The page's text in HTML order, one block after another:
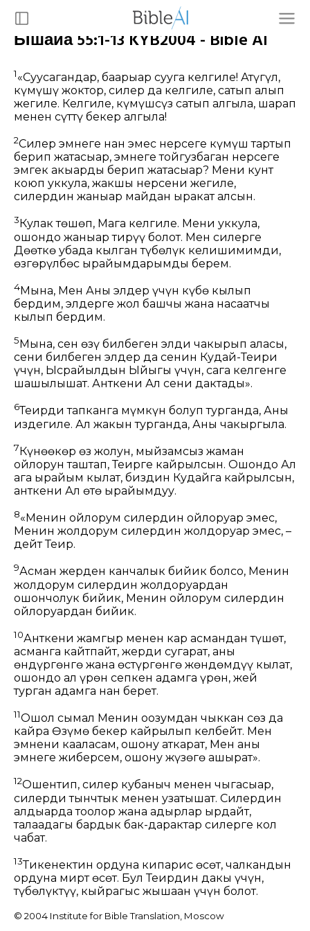
Ышайа 55:1-13 KYB2004 - Bible AI
1«Суусагандар, баарыңар сууга келгиле! Атүгүл,
күмүшү жоктор, силер да келгиле, сатып алып
жегиле. Келгиле, күмүшсүз сатып алгыла, шарап
менен сүттү бекер алгыла!
2Силер эмнеге нан эмес нерсеге күмүш тартып
берип жатасыңар, эмнеге тойгузбаган нерсеге
эмгек акыңарды берип жатасыңар? Мени кунт
коюп уккула, жакшы нерсени жегиле,
силердин жаныңар майдан ыракат алсын.
3 Кулак төшөп, Мага келгиле. Мени уккула,
ошондо жаныңар тирүү болот. Мен силерге
Дөөткө убада кылган түбөлүк келишимимди,
өзгөрүлбөс ырайымдарымды берем.
4Мына, Мен Аны элдер үчүн күбө кылып
бердим, элдерге жол башчы жана насаатчы
кылып бердим.
5 Мына, сен өзүң билбеген элди чакырып аласың,
сени билбеген элдер да сенин Кудай-Теңириң
үчүн, Ысрайылдын Ыйыгы үчүн, сага келгенге
шашылышат. Анткени Ал сени даңктады».
6Теңирди тапканга мүмкүн болуп турганда, Аны
издегиле. Ал жакын турганда, Аны чакыргыла.
7Күнөөкөр өз жолун, мыйзамсыз жаман
ойлорун таштап, Теңирге кайрылсын. Ошондо Ал
ага ырайым кылат, биздин Кудайга кайрылсын,
анткени Ал өтө ырайымдуу.
8«Менин ойлорум силердин ойлоруңар эмес,
Менин жолдорум силердин жолдоруңар эмес, –
дейт Теңир.
9Асман жерден канчалык бийик болсо, Менин
жолдорум силердин жолдоруңардан
ошончолук бийик, Менин ойлорум силердин
ойлоруңардан бийик.
10Анткени жамгыр менен кар асмандан түшөт,
асманга кайтпайт, жерди сугарат, аны
өндүргөнгө жана өстүргөнгө жөндөмдүү кылат,
ошондо ал үрөн сепкен адамга үрөн, жей
турган адамга нан берет.
11Ошол сымал Менин оозумдан чыккан сөз да
кайра Өзүмө бекер кайрылып келбейт. Мен
эмнени кааласам, ошону аткарат, Мен аны
эмнеге жиберсем, ошону жүзөгө ашырат».
12Ошентип, силер кубаныч менен чыгасыңар,
силерди тынчтык менен узатышат. Силердин
алдыңарда тоолор жана адырлар ырдайт,
талаадагы бардык бак-дарактар силерге кол
чабат.
13Тикенектин ордуна кипарис өсөт, чалкандын
ордуна мирт өсөт. Бул Теңирдин даңкы үчүн,
түбөлүктүү, кыйрагыс жышаан үчүн болот.
© 2004 Institute for Bible Translation, Moscow